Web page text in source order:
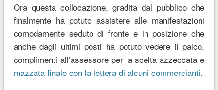
Ora questa collocazione, gradita dal pubblico che
finalmente ha potuto assistere alle manifestazioni
comodamente seduto di fronte e in posizione che
anche dagli ultimi posti ha potuto vedere il palco,
complimenti all’assessore per la scelta azzeccata e
mazzata finale con la lettera di alcuni commercianti.